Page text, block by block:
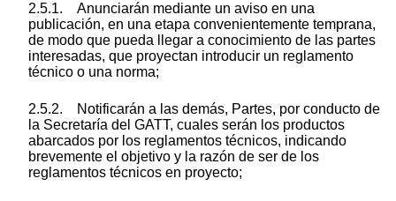
2.5.1. Anunciarán mediante un aviso en una
publicación, en una etapa convenientemente temprana,
de modo que pueda llegar a conocimiento de las partes
interesadas, que proyectan introducir un reglamento
técnico o una norma;
2.5.2. Notificarán a las demás, Partes, por conducto de
la Secretaría del GATT, cuales serán los productos
abarcados por los reglamentos técnicos, indicando
brevemente el objetivo y la razón de ser de los
reglamentos técnicos en proyecto;